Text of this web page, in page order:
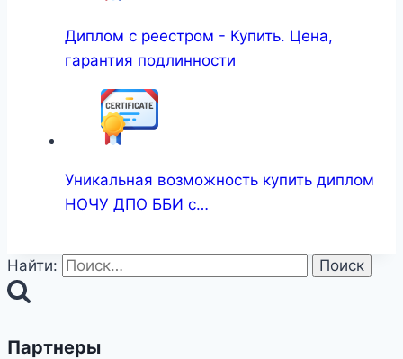
Диплом с реестром - Купить. Цена,
гарантия подлинности
Уникальная возможность купить диплом
НОЧУ ДПО ББИ с…
Найти:
Партнеры